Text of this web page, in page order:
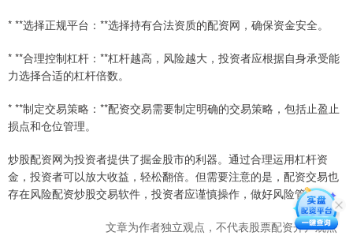
* **选择正规平台：**选择持有合法资质的配资网，确保资金安全。
* **合理控制杠杆：**杠杆越高，风险越大，投资者应根据自身承受能
力选择合适的杠杆倍数。
* **制定交易策略：**配资交易需要制定明确的交易策略，包括止盈止
损点和仓位管理。
炒股配资网为投资者提供了掘金股市的利器。通过合理运用杠杆资
金，投资者可以放大收益，轻松翻倍。但需要注意的是，配资交易也
存在风险配资炒股交易软件，投资者应谨慎操作，做好风险管理。
文章为作者独立观点，不代表股票配资开户观点